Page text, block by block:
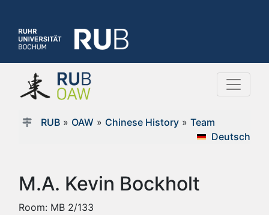
RUB» OAW» Chinese History» Team
Deutsch
M.A. Kevin Bockholt
Room: MB 2/133